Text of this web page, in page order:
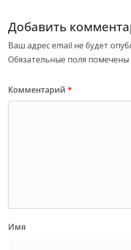
Добавить
Ваш адрес email не будет
Обязательные поля помечены
Комментарий *
Имя